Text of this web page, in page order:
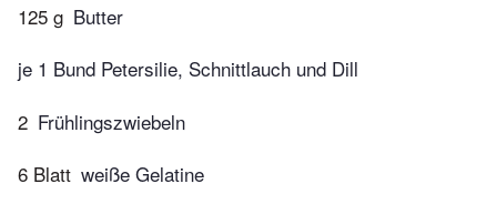
125 g Butter
je 1 Bund Petersilie, Schnittlauch und Dill
2 Frühlingszwiebeln
6 Blatt weiße Gelatine